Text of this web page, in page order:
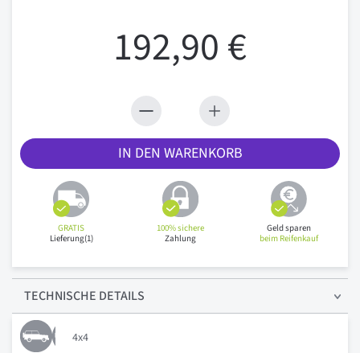
192,90 €
IN DEN WARENKORB
GRATIS
Lieferung(1)
100% sichere
Zahlung
Geld sparen
beim Reifenkauf
TECHNISCHE DETAILS
4x4